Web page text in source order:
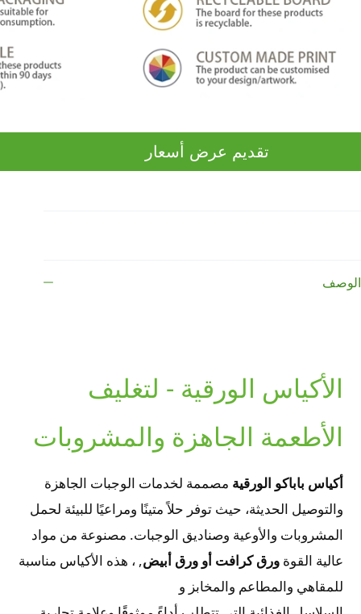
تقديم عرض أسعار
الوصف
الأكياس الورقية - لتغليف
الأطعمة الجاهزة والمشروبات
أكياس باباكو الورقية مصممة لخدمات الوجبات الجاهزة
والتوصيل الحديثة، حيث توفر حلاً متينًا ومراعيًا للبيئة لحمل
المشروبات والأوعية وصناديق الوجبات. مصنوعة من مواد
عالية القوةورق كرافت أو ورق أبيض, ، هذه الأكياس مناسبة
للمقاهي والمطاعم والمخابز و